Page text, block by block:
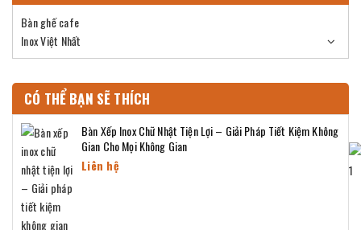
Bàn ghế cafe
Inox Việt Nhất
CÓ THỂ BẠN SẼ THÍCH
Bàn Xếp Inox Chữ Nhật Tiện Lợi – Giải Pháp Tiết Kiệm Không
Gian Cho Mọi Không Gian
Liên hệ